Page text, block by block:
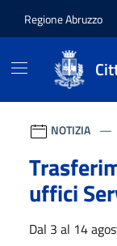
Regione Abruzzo
Città di
Contenuti
NOTIZIA
uffici
Dal 3 al 14